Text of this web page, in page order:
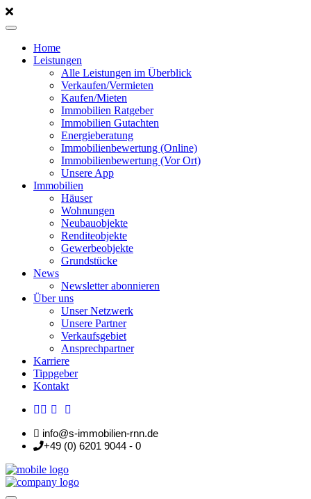
Home
Leistungen
Alle Leistungen im Überblick
Verkaufen/Vermieten
Kaufen/Mieten
Immobilien Ratgeber
Immobilien Gutachten
Energieberatung
Immobilienbewertung (Online)
Immobilienbewertung (Vor Ort)
Unsere App
Immobilien
Häuser
Wohnungen
Neubauobjekte
Renditeobjekte
Gewerbeobjekte
Grundstücke
News
Newsletter abonnieren
Über uns
Unser Netzwerk
Unsere Partner
Verkaufsgebiet
Ansprechpartner
Karriere
Tippgeber
Kontakt
info@s-immobilien-rnn.de
+49 (0) 6201 9044 - 0